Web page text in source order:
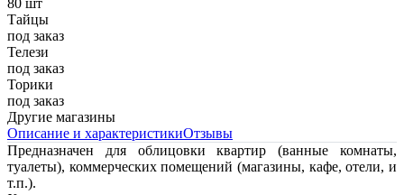
80 шт
Тайцы
под заказ
Телези
под заказ
Торики
под заказ
Другие магазины
Описание и характеристикиОтзывы
Предназначен для облицовки квартир (ванные комнаты,
туалеты), коммерческих помещений (магазины, кафе, отели, и
т.п.).